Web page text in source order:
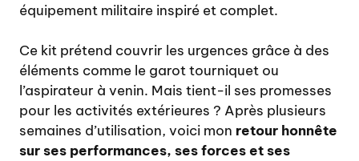
équipement militaire inspiré et complet.
Ce kit prétend couvrir les urgences grâce à des
éléments comme le garot tourniquet ou
l’aspirateur à venin. Mais tient-il ses promesses
pour les activités extérieures ? Après plusieurs
semaines d’utilisation, voici mon retour honnête
sur ses performances, ses forces et ses